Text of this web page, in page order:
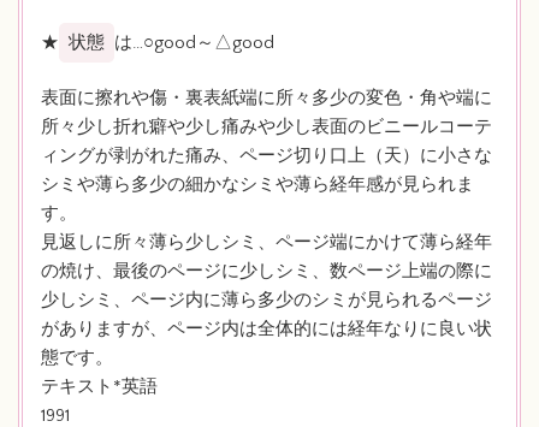
★ 状態 は…○good～△good
表面に擦れや傷・裏表紙端に所々多少の変色・角や端に
所々少し折れ癖や少し痛みや少し表面のビニールコーテ
ィングが剥がれた痛み、ページ切り口上（天）に小さな
シミや薄ら多少の細かなシミや薄ら経年感が見られま
す。
見返しに所々薄ら少しシミ、ページ端にかけて薄ら経年
の焼け、最後のページに少しシミ、数ページ上端の際に
少しシミ、ページ内に薄ら多少のシミが見られるページ
がありますが、ページ内は全体的には経年なりに良い状
態です。
テキスト*英語
1991